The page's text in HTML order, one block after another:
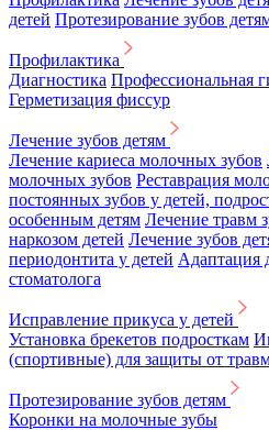
детей Протезирование зубов
Профилактика
Диагностика Профессиональная
Герметизация фиссур
Лечение зубов детям
Лечение кариеса молочных зубов
молочных зубов Реставрация
постоянных зубов у детей,
особенным детям Лечение травм
наркозом детей Лечение зубов
периодонтита у детей Адаптация
стоматолога
Исправление прикуса у детей
Установка брекетов подросткам
(спортивные) для защиты от
Протезирование зубов детям
Коронки на молочные зубы